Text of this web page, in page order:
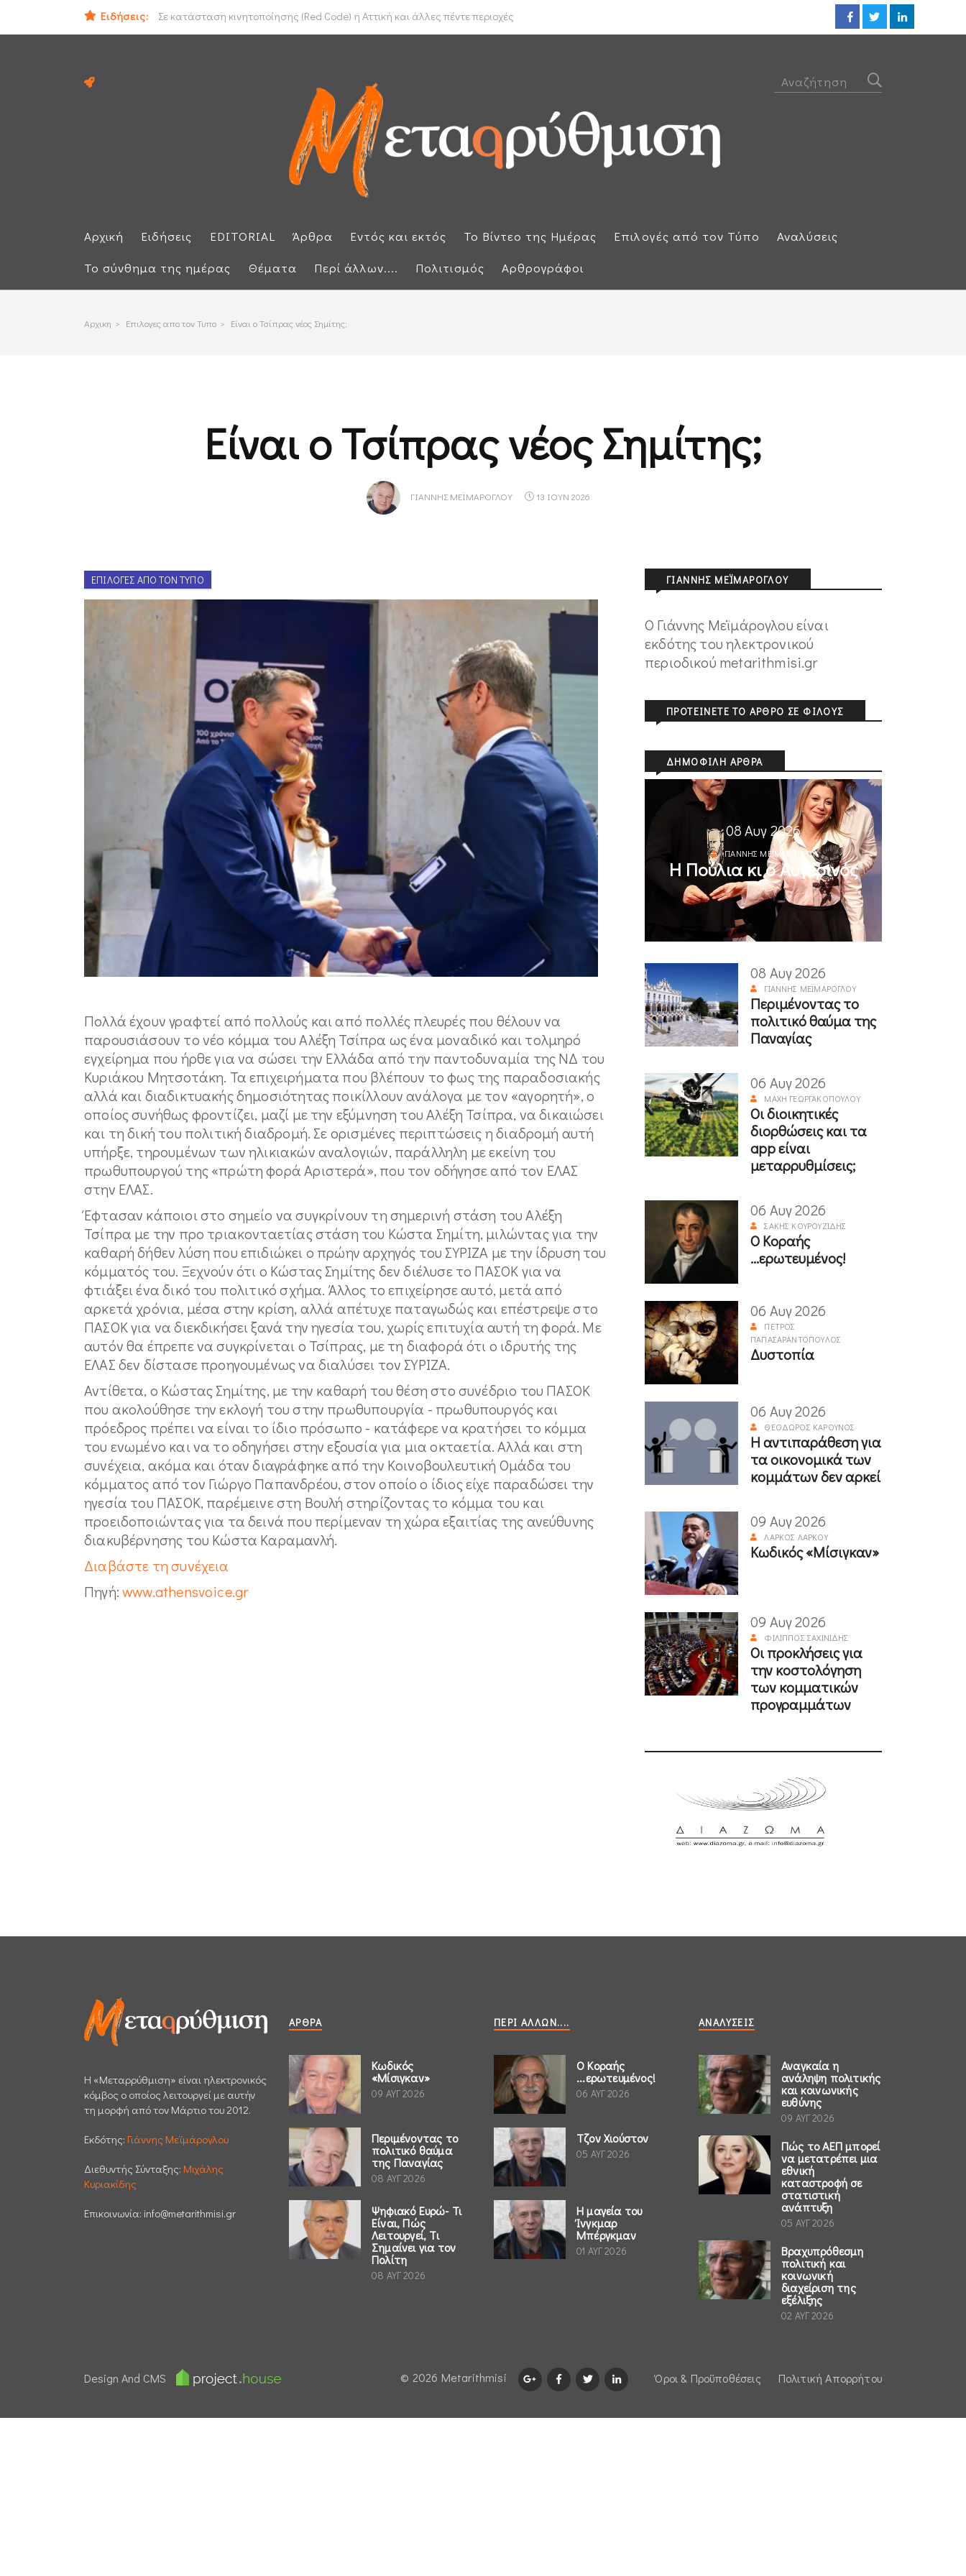
Ειδήσεις:
Σε κατάσταση κινητοποίησης (Red Code) η Αττική και άλλες πέντε περιοχές
Ομάν: «Θετικές» οι συνομιλίες με το Ιράν για τα Στενά του Ορμούζ Η απάντηση της Ισπανίας:
Αρχική Ειδήσεις EDITORIAL Άρθρα Εντός και εκτός Το Βίντεο της Ημέρας Επιλογές από τον Τύπο
Αναλύσεις
Το σύνθημα της ημέρας
Θέματα Περί άλλων.... Πολιτισμός Αρθρογράφοι
Αρχικη > Επιλογες απο τον Τυπο > Είναι ο Τσίπρας νέος Σημίτης;
Είναι ο Τσίπρας νέος Σημίτης;
ΓΙΆΝΝΗΣ ΜΕΪΜΆΡΟΓΛΟΥ 13 ΙΟΥΝ 2026
ΕΠΙΛΟΓΈΣ ΑΠΌ ΤΟΝ ΤΎΠΟ
Πολλά έχουν γραφτεί από πολλούς και από πολλές πλευρές που θέλουν να
παρουσιάσουν το νέο κόμμα του Αλέξη Τσίπρα ως ένα μοναδικό και τολμηρό
εγχείρημα που ήρθε για να σώσει την Ελλάδα από την παντοδυναμία της ΝΔ του
Κυριάκου Μητσοτάκη. Τα επιχειρήματα που βλέπουν το φως της παραδοσιακής
αλλά και διαδικτυακής δημοσιότητας ποικίλλουν ανάλογα με τον «αγορητή», ο
οποίος συνήθως φροντίζει, μαζί με την εξύμνηση του Αλέξη Τσίπρα, να δικαιώσει
και τη δική του πολιτική διαδρομή. Σε ορισμένες περιπτώσεις η διαδρομή αυτή
υπήρξε, τηρουμένων των ηλικιακών αναλογιών, παράλληλη με εκείνη του
πρωθυπουργού της «πρώτη φορά Αριστερά», που τον οδήγησε από τον ΕΛΑΣ
στην ΕΛΑΣ.
Έφτασαν κάποιοι στο σημείο να συγκρίνουν τη σημερινή στάση του Αλέξη
Τσίπρα με την προ τριακονταετίας στάση του Κώστα Σημίτη, μιλώντας για την
καθαρή δήθεν λύση που επιδιώκει ο πρώην αρχηγός του ΣΥΡΙΖΑ με την ίδρυση του
κόμματός του. Ξεχνούν ότι ο Κώστας Σημίτης δεν διέλυσε το ΠΑΣΟΚ για να
φτιάξει ένα δικό του πολιτικό σχήμα. Άλλος το επιχείρησε αυτό, μετά από
αρκετά χρόνια, μέσα στην κρίση, αλλά απέτυχε παταγωδώς και επέστρεψε στο
ΠΑΣΟΚ για να διεκδικήσει ξανά την ηγεσία του, χωρίς επιτυχία αυτή τη φορά. Με
αυτόν θα έπρεπε να συγκρίνεται ο Τσίπρας, με τη διαφορά ότι ο ιδρυτής της
ΕΛΑΣ δεν δίστασε προηγουμένως να διαλύσει τον ΣΥΡΙΖΑ.
Αντίθετα, ο Κώστας Σημίτης, με την καθαρή του θέση στο συνέδριο του ΠΑΣΟΚ
που ακολούθησε την εκλογή του στην πρωθυπουργία - πρωθυπουργός και
πρόεδρος πρέπει να είναι το ίδιο πρόσωπο - κατάφερε να κρατήσει το κόμμα
του ενωμένο και να το οδηγήσει στην εξουσία για μια οκταετία. Αλλά και στη
συνέχεια, ακόμα και όταν διαγράφηκε από την Κοινοβουλευτική Ομάδα του
κόμματος από τον Γιώργο Παπανδρέου, στον οποίο ο ίδιος είχε παραδώσει την
ηγεσία του ΠΑΣΟΚ, παρέμεινε στη Βουλή στηρίζοντας το κόμμα του και
προειδοποιώντας για τα δεινά που περίμεναν τη χώρα εξαιτίας της ανεύθυνης
διακυβέρνησης του Κώστα Καραμανλή.
Διαβάστε τη συνέχεια
Πηγή:www.athensvoice.gr
ΓΙΆΝΝΗΣ ΜΕΪΜΆΡΟΓΛΟΥ
Ο Γιάννης Μεϊμάρογλου είναι
εκδότης του ηλεκτρονικού
περιοδικού metarithmisi.gr
ΠΡΟΤΕΊΝΕΤΕ ΤΟ ΆΡΘΡΟ ΣΕ ΦΊΛΟΥΣ
ΔΗΜΟΦΙΛΉ ΆΡΘΡΑ
08 Αυγ 2026
ΓΙΆΝΝΗΣ ΜΕΪΜΆΡΟΓΛΟΥ
Η Πούλια κι ο Αυγερινός
08 Αυγ 2026
ΓΙΆΝΝΗΣ ΜΕΪΜΆΡΟΓΛΟΥ
Περιμένοντας το
πολιτικό θαύμα της
Παναγίας
06 Αυγ 2026
ΜΆΧΗ ΓΕΩΡΓΑΚΟΠΟΎΛΟΥ
Οι διοικητικές
διορθώσεις και τα
app είναι
μεταρρυθμίσεις;
06 Αυγ 2026
ΣΆΚΗΣ ΚΟΥΡΟΥΖΊΔΗΣ
Ο Κοραής
...ερωτευμένος!
06 Αυγ 2026
ΠΈΤΡΟΣ
ΠΑΠΑΣΑΡΑΝΤΌΠΟΥΛΟΣ
Δυστοπία
06 Αυγ 2026
ΘΕΌΔΩΡΟΣ ΚΑΡΟΎΝΟΣ
Η αντιπαράθεση για
τα οικονομικά των
κομμάτων δεν αρκεί
09 Αυγ 2026
ΛΆΡΚΟΣ ΛΆΡΚΟΥ
Κωδικός «Μίσιγκαν»
09 Αυγ 2026
ΦΊΛΙΠΠΟΣ ΣΑΧΙΝΊΔΗΣ
Οι προκλήσεις για
την κοστολόγηση
των κομματικών
προγραμμάτων
H «Μεταρρύθμιση» είναι ηλεκτρονικός
κόμβος ο οποίος λειτουργεί με αυτήν
τη μορφή από τον Μάρτιο του 2012.
Εκδότης: Γιάννης Μεϊμάρογλου
Διεθυντής Σύνταξης: Μιχάλης
Κυριακίδης
Επικοινωνία: info@metarithmisi.gr
ΆΡΘΡΑ
Κωδικός
«Μίσιγκαν»
09 ΑΥΓ 2026
Περιμένοντας το
πολιτικό θαύμα
της Παναγίας
08 ΑΥΓ 2026
Ψηφιακό Ευρώ- Τι
Είναι, Πώς
Λειτουργεί, Τι
Σημαίνει για τον
Πολίτη
08 ΑΥΓ 2026
ΠΕΡΊ ΆΛΛΩΝ....
Ο Κοραής
...ερωτευμένος!
06 ΑΥΓ 2026
Τζον Χιούστον
05 ΑΥΓ 2026
Η μαγεία του
Ίνγκμαρ
Μπέργκμαν
01 ΑΥΓ 2026
ΑΝΑΛΎΣΕΙΣ
Αναγκαία η
ανάληψη πολιτικής
και κοινωνικής
ευθύνης
09 ΑΥΓ 2026
Πώς το ΑΕΠ μπορεί
να μετατρέπει μια
εθνική
καταστροφή σε
στατιστική
ανάπτυξη
05 ΑΥΓ 2026
Βραχυπρόθεσμη
πολιτική και
κοινωνική
διαχείριση της
εξέλιξης
02 ΑΥΓ 2026
Design And CMS Όροι & Προϋποθέσεις Πολιτική Απορρήτου
© 2026 Μetarithmisi